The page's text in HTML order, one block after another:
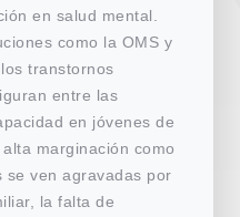
en salud mental.
como la OMS y
transtornos
entre las
en jóvenes de
marginación como
se ven agravadas por
la falta de